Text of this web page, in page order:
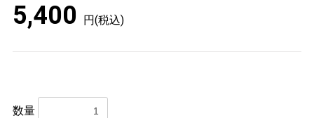
5,400 円(税込)
数量